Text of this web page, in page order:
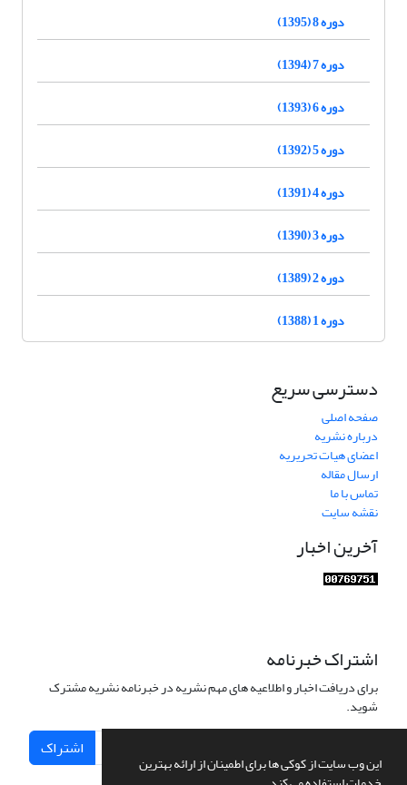
این وب سایت از کوکی ها برای اطمینان از ارائه بهترین
دوره 8 (1395)
دوره 7 (1394)
دوره 6 (1393)
دوره 5 (1392)
دوره 4 (1391)
دوره 3 (1390)
دوره 2 (1389)
دوره 1 (1388)
دسترسی سریع
صفحه اصلی
درباره نشریه
اعضای هیات تحریریه
ارسال مقاله
تماس با ما
نقشه سایت
آخرین اخبار
اشتراک خبرنامه
برای دریافت اخبار و اطلاعیه های مهم نشریه در خبرنامه نشریه مشترک
شوید.
اشتراک